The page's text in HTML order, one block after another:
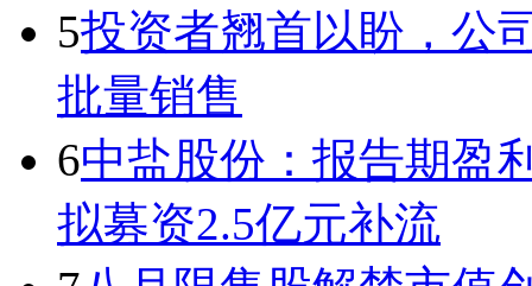
5投资者翘首以盼，公
批量销售
6中盐股份：报告期盈
拟募资2.5亿元补流